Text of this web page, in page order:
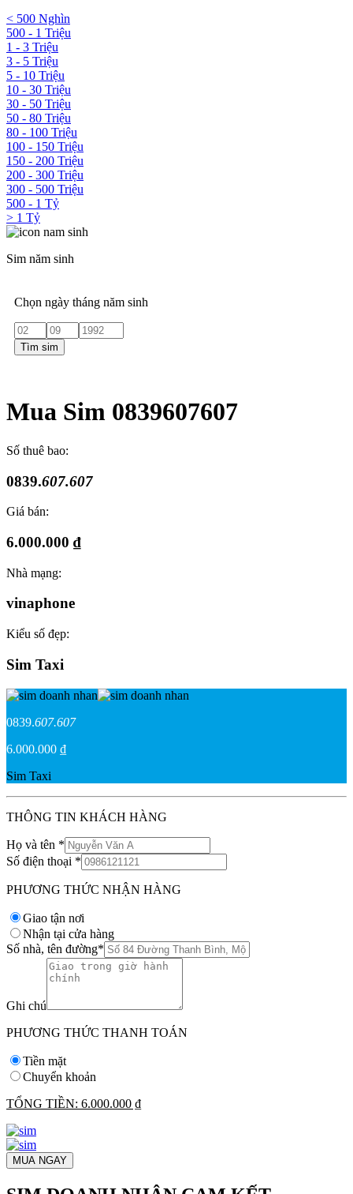
< 500 Nghìn
500 - 1 Triệu
1 - 3 Triệu
3 - 5 Triệu
5 - 10 Triệu
10 - 30 Triệu
30 - 50 Triệu
50 - 80 Triệu
80 - 100 Triệu
100 - 150 Triệu
150 - 200 Triệu
200 - 300 Triệu
300 - 500 Triệu
500 - 1 Tỷ
> 1 Tỷ
Sim năm sinh
Chọn ngày tháng năm sinh
Tìm sim
Mua Sim 0839607607
Số thuê bao:
0839.607.607
Giá bán:
6.000.000 ₫
Nhà mạng:
vinaphone
Kiểu số đẹp:
Sim Taxi
0839.607.607
6.000.000 ₫
Sim Taxi
THÔNG TIN KHÁCH HÀNG
Họ và tên *
Số điện thoại *
PHƯƠNG THỨC NHẬN HÀNG
Giao tận nơi
Nhận tại cửa hàng
Số nhà, tên đường*
Ghi chú
PHƯƠNG THỨC THANH TOÁN
Tiền mặt
Chuyển khoản
TỔNG TIỀN: 6.000.000 ₫
MUA NGAY